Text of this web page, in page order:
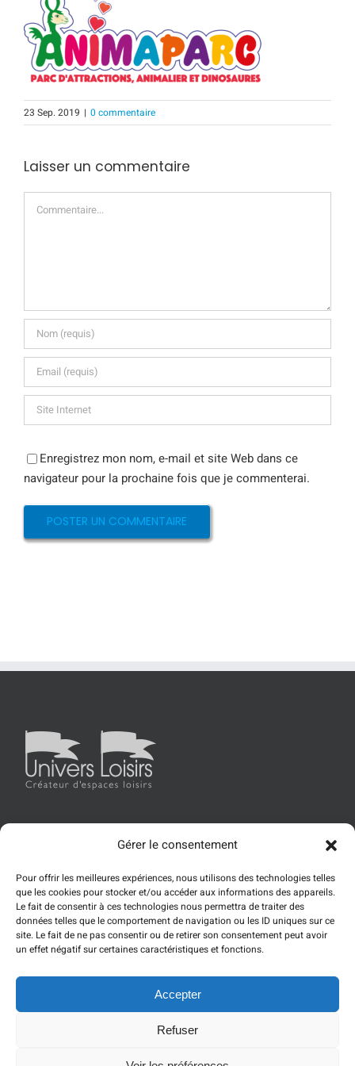
Gérer le consentement
Pour offrir les meilleures expériences, nous utilisons des technologies telles
que les cookies pour stocker et/ou accéder aux informations des appareils.
Le fait de consentir à ces technologies nous permettra de traiter des
données telles que le comportement de navigation ou les ID uniques sur ce
site. Le fait de ne pas consentir ou de retirer son consentement peut avoir
un effet négatif sur certaines caractéristiques et fonctions.
Accepter
Refuser
23 Sep. 2019 | 0 commentaire
Laisser un commentaire
Enregistrez mon nom, e-mail et site Web dans ce
navigateur pour la prochaine fois que je commenterai.
Accueil Univers Loisirs Les produits
Références
Actualités
Contact